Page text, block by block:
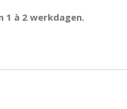
1 à 2 werkdagen.